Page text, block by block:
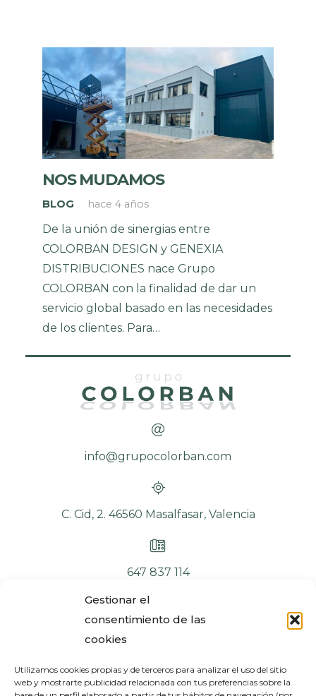
Gestionar el
consentimiento de las
cookies
Utilizamos cookies propias y de terceros para analizar el uso del sitio
web y mostrarte publicidad relacionada con tus preferencias sobre la
NOS MUDAMOS
BLOG hace 4 años
De la unión de sinergias entre
COLORBAN DESIGN y GENEXIA
DISTRIBUCIONES nace Grupo
COLORBAN con la finalidad de dar un
servicio global basado en las necesidades
de los clientes. Para…
info@grupocolorban.com
C. Cid, 2. 46560 Masalfasar, Valencia
647 837 114